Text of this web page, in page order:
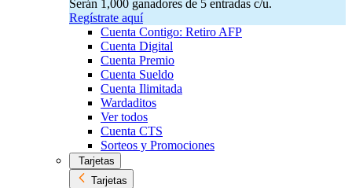
Serán 1,000 ganadores de 5 entradas c/u.
Regístrate aquí
Cuenta Contigo: Retiro AFP
Cuenta Digital
Cuenta Premio
Cuenta Sueldo
Cuenta Ilimitada
Wardaditos
Ver todos
Cuenta CTS
Sorteos y Promociones
Tarjetas
Tarjetas